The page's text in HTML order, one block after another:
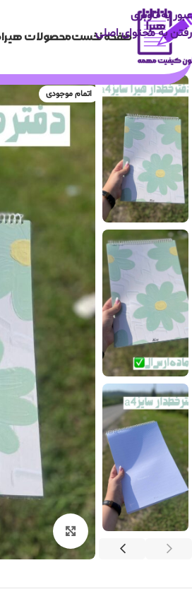
عبور به ناوبری
رفتن به محتوای اصلی
صفحه نخستمحصولات هیرا
اتمام موجودی
بزرگنمایی